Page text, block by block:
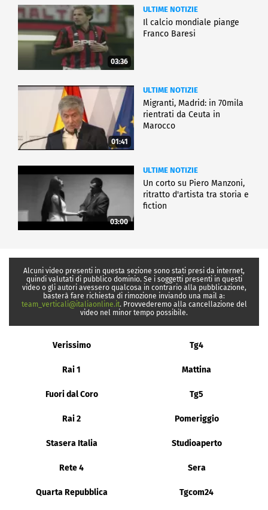
03:36
ULTIME NOTIZIE
Il calcio mondiale piange
Franco Baresi
01:41
ULTIME NOTIZIE
Migranti, Madrid: in 70mila
rientrati da Ceuta in
Marocco
03:00
ULTIME NOTIZIE
Un corto su Piero Manzoni,
ritratto d'artista tra storia e
fiction
Alcuni video presenti in questa sezione sono stati presi da internet,
quindi valutati di pubblico dominio. Se i soggetti presenti in questi
video o gli autori avessero qualcosa in contrario alla pubblicazione,
basterà fare richiesta di rimozione inviando una mail a:
team_verticali@italiaonline.it. Provvederemo alla cancellazione del
video nel minor tempo possibile.
Verissimo Tg4
Rai 1 Mattina
Fuori dal Coro Tg5
Rai 2 Pomeriggio
Stasera Italia Studioaperto
Rete 4 Sera
Quarta Repubblica Tgcom24